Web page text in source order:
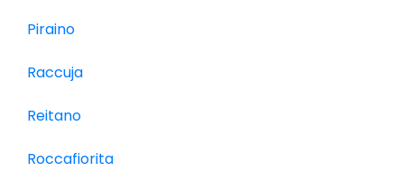
Piraino
Raccuja
Reitano
Roccafiorita